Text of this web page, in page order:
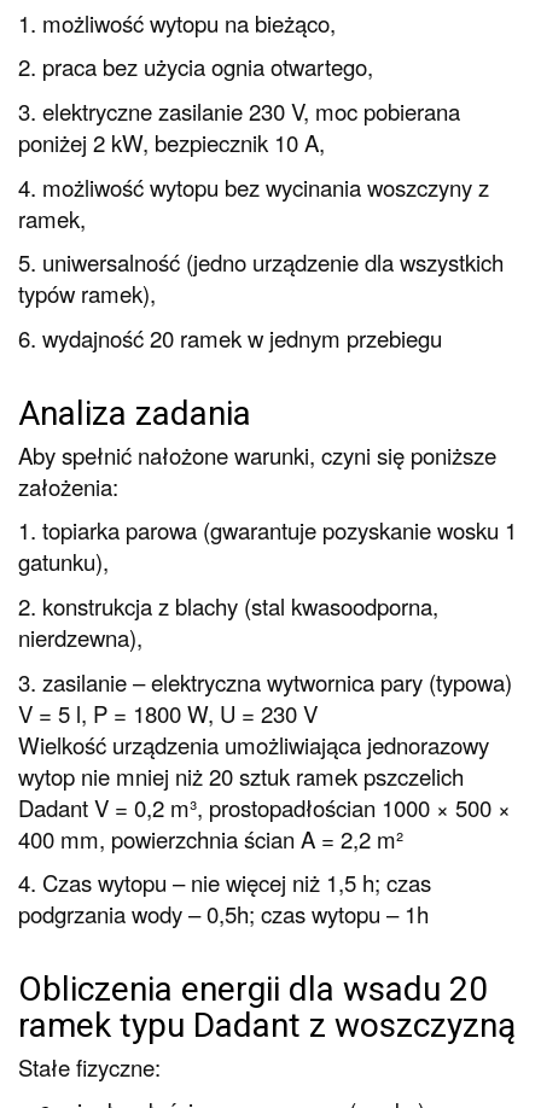
1. możliwość wytopu na bieżąco,
2. praca bez użycia ognia otwartego,
3. elektryczne zasilanie 230 V, moc pobierana
poniżej 2 kW, bezpiecznik 10 A,
4. możliwość wytopu bez wycinania woszczyny z
ramek,
5. uniwersalność (jedno urządzenie dla wszystkich
typów ramek),
6. wydajność 20 ramek w jednym przebiegu
Analiza zadania
Aby spełnić nałożone warunki, czyni się poniższe
założenia:
1. topiarka parowa (gwarantuje pozyskanie wosku 1
gatunku),
2. konstrukcja z blachy (stal kwasoodporna,
nierdzewna),
3. zasilanie – elektryczna wytwornica pary (typowa)
V = 5 l, P = 1800 W, U = 230 V
Wielkość urządzenia umożliwiająca jednorazowy
wytop nie mniej niż 20 sztuk ramek pszczelich
Dadant V = 0,2 m³, prostopadłościan 1000 × 500 ×
400 mm, powierzchnia ścian A = 2,2 m²
4. Czas wytopu – nie więcej niż 1,5 h; czas
podgrzania wody – 0,5h; czas wytopu – 1h
Obliczenia energii dla wsadu 20
ramek typu Dadant z woszczyzną
Stałe fizyczne: